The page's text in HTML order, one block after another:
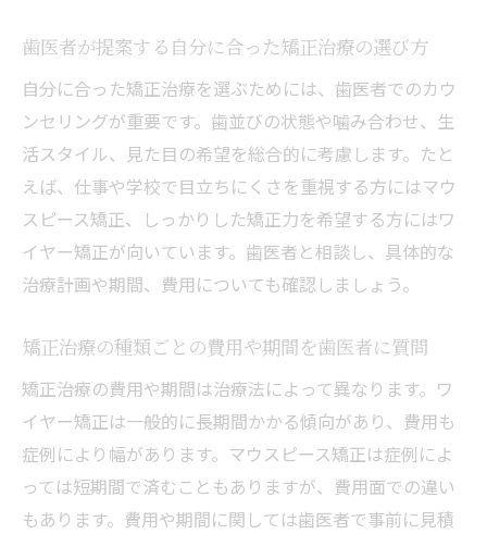
歯医者が提案する自分に合った矯正治療の選び方
自分に合った矯正治療を選ぶためには、歯医者でのカウ
ンセリングが重要です。歯並びの状態や噛み合わせ、生
活スタイル、見た目の希望を総合的に考慮します。たと
えば、仕事や学校で目立ちにくさを重視する方にはマウ
スピース矯正、しっかりした矯正力を希望する方にはワ
イヤー矯正が向いています。歯医者と相談し、具体的な
治療計画や期間、費用についても確認しましょう。
矯正治療の種類ごとの費用や期間を歯医者に質問
矯正治療の費用や期間は治療法によって異なります。ワ
イヤー矯正は一般的に長期間かかる傾向があり、費用も
症例により幅があります。マウスピース矯正は症例によ
っては短期間で済むこともありますが、費用面での違い
もあります。費用や期間に関しては歯医者で事前に見積